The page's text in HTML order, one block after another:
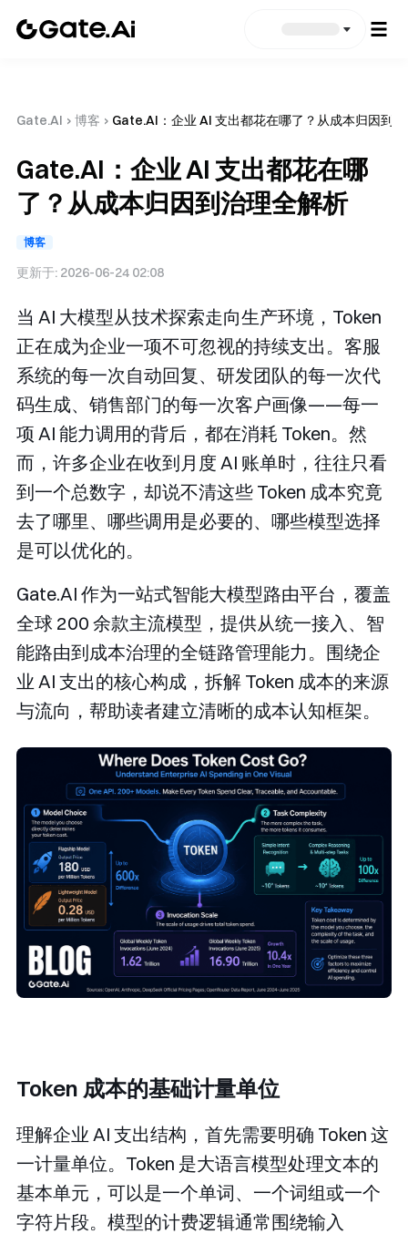
Gate.AI › 博客 › Gate.AI：企业 AI 支出都花在哪了？从成本归因到
Gate.AI：企业 AI 支出都花在哪
了？从成本归因到治理全解析
博客
更新于: 2026-06-24 02:08
当 AI 大模型从技术探索走向生产环境，Token
正在成为企业一项不可忽视的持续支出。客服
系统的每一次自动回复、研发团队的每一次代
码生成、销售部门的每一次客户画像——每一
项 AI 能力调用的背后，都在消耗 Token。然
而，许多企业在收到月度 AI 账单时，往往只看
到一个总数字，却说不清这些 Token 成本究竟
去了哪里、哪些调用是必要的、哪些模型选择
是可以优化的。
Gate.AI 作为一站式智能大模型路由平台，覆盖
全球 200 余款主流模型，提供从统一接入、智
能路由到成本治理的全链路管理能力。围绕企
业 AI 支出的核心构成，拆解 Token 成本的来源
与流向，帮助读者建立清晰的成本认知框架。
Token 成本的基础计量单位
理解企业 AI 支出结构，首先需要明确 Token 这
一计量单位。Token 是大语言模型处理文本的
基本单元，可以是一个单词、一个词组或一个
字符片段。模型的计费逻辑通常围绕输入